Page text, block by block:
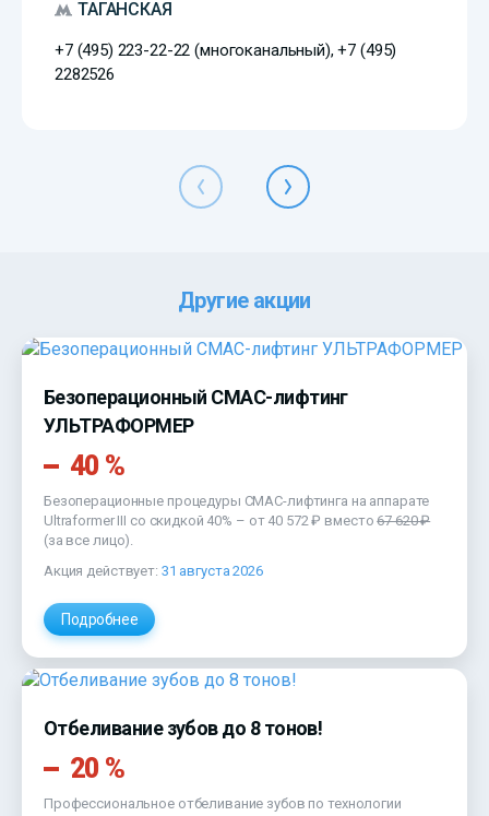
ТАГАНСКАЯ
+7 (495) 223-22-22 (многоканальный), +7 (495)
2282526
Другие акции
Безоперационный СМАС-лифтинг
УЛЬТРАФОРМЕР
40 %
Безоперационные процедуры СМАС-лифтинга на аппарате
Ultraformer III со скидкой 40% – от 40 572 ₽ вместо67 620 ₽
(за все лицо).
Акция действует: 31 августа 2026
Подробнее
Отбеливание зубов до 8 тонов!
20 %
Профессиональное отбеливание зубов по технологии